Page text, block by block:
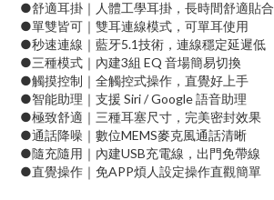
●舒適耳掛｜人體工學耳掛，長時間舒適貼合
●單雙皆可｜雙耳連線模式，可單耳使用
●秒速連線｜藍牙5.1技術，連線穩定延遲低
●三種模式｜內建3組 EQ 音場簡易切換
●觸摸控制｜全觸控式操作，直覺好上手
●智能助理｜支援 Siri / Google 語音助理
●極致舒適｜三種耳塞尺寸，完美密封效果
●通話降噪｜數位MEMS麥克風通話清晰
●隨充隨用｜內建USB充電線，出門免帶線
●直覺操作｜免APP煩人設定操作直觀簡單